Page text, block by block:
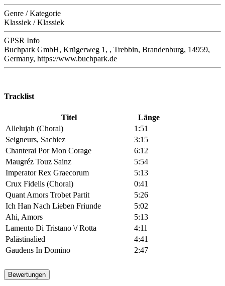
Genre / Kategorie
Klassiek / Klassiek
GPSR Info
Buchpark GmbH, Krügerweg 1, , Trebbin, Brandenburg, 14959,
Germany, https://www.buchpark.de
Tracklist
Titel
Länge
Allelujah (Choral)
1:51
Seigneurs, Sachiez
3:15
Chanterai Por Mon Corage
6:12
Maugréz Touz Sainz
5:54
Imperator Rex Graecorum
5:13
Crux Fidelis (Choral)
0:41
Quant Amors Trobet Partit
5:26
Ich Han Nach Lieben Friunde
5:02
Ahi, Amors
5:13
Lamento Di Tristano \/ Rotta
4:11
Palästinalied
4:41
Gaudens In Domino
2:47
Bewertungen